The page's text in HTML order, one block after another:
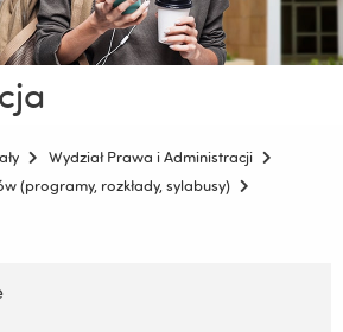
Wydział Prawa i Administracji
(programy, rozkłady, sylabusy)